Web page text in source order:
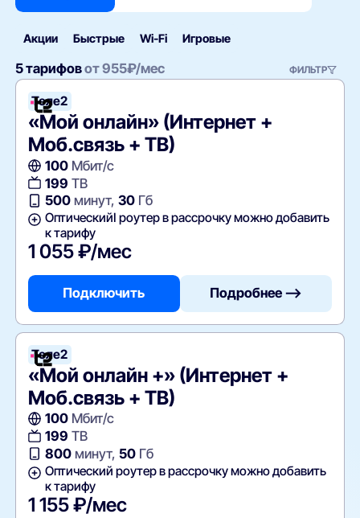
Акции Быстрые Wi‑Fi Игровые
5 тарифовот955₽/мес ФИЛЬТР
Теле2
«Мой онлайн» (Интернет +
Моб.связь + ТВ)
100Мбит/с
199 ТВ
500минут, 30Гб
ОптическийI роутер в рассрочку можно добавить
к тарифу
1 055 ₽/мес
Подключить Подробнее —>
Теле2
«Мой онлайн +» (Интернет +
Моб.связь + ТВ)
100Мбит/с
199 ТВ
800минут, 50Гб
Оптический роутер в рассрочку можно добавить
к тарифу
1 155 ₽/мес